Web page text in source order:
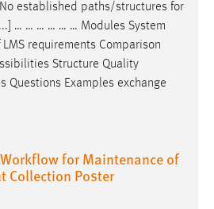
established paths/structures for
… … … … … … Modules System
requirements Comparison
Structure Quality
Questions Examples exchange
for Maintenance of
Collection Poster